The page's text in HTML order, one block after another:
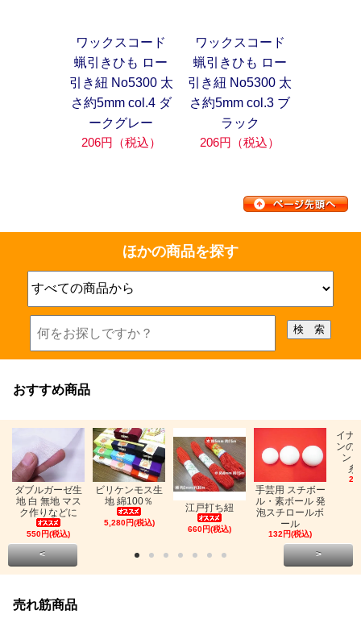
ワックスコード
蝋引きひも ロー
引き紐 No5300 太
さ約5mm col.4 ダ
ークグレー
206円（税込）
ワックスコード
蝋引きひも ロー
引き紐 No5300 太
さ約5mm col.3 ブ
ラック
206円（税込）
ほかの商品を探す
おすすめ商品
ダブルガーゼ生
地 白 無地 マス
ク作りなどに
550円(税込)
ビリケンモス生
地 綿100％
5,280円(税込)
江戸打ち紐
660円(税込)
手芸用 スチボー
ル・素ボール 発
泡スチロールボ
ール
132円(税込)
イナ
ンの
ン
糸
< >
売れ筋商品